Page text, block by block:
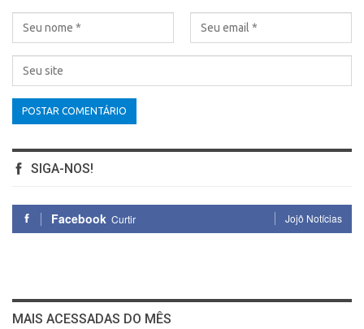
SIGA-NOS!
Facebook Curtir Jojô Notícias
MAIS ACESSADAS DO MÊS